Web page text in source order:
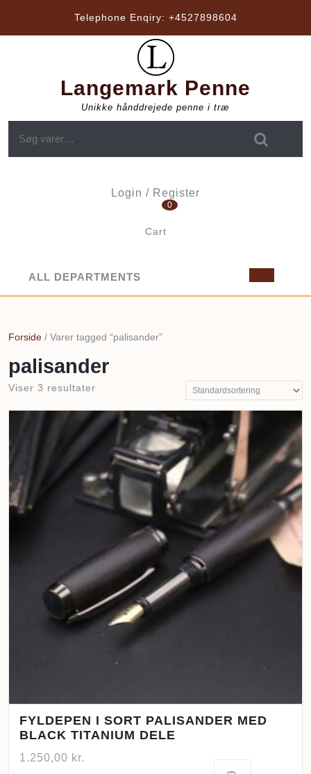
content
Telephone Enqiry: +4527898604
Langemark Penne
Unikke hånddrejede penne i træ
Login / Register
Login
Register
Cart
0
ALL DEPARTMENTS
Forside / Varer tagged “palisander”
palisander
Viser 3 resultater
FYLDEPEN I SORT PALISANDER MED
BLACK TITANIUM DELE
1.250,00 kr.